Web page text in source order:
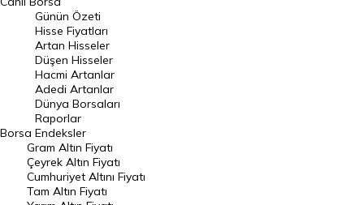
En Çok Artan Hisseler
En Çok Düşen Hisseler
Hacmi Artanlar
Geçmiş Kapanışlar
Dünya Borsaları
Raporlar
Endeksler
Borsa
Günün Özeti
Hisse Fiyatları
Artan Hisseler
Düşen Hisseler
Hacmi Artanlar
Adedi Artanlar
Dünya Borsaları
Raporlar
Endeksler
Gram Altın Fiyatı
Çeyrek Altın Fiyatı
Cumhuriyet Altını Fiyatı
Tam Altın Fiyatı